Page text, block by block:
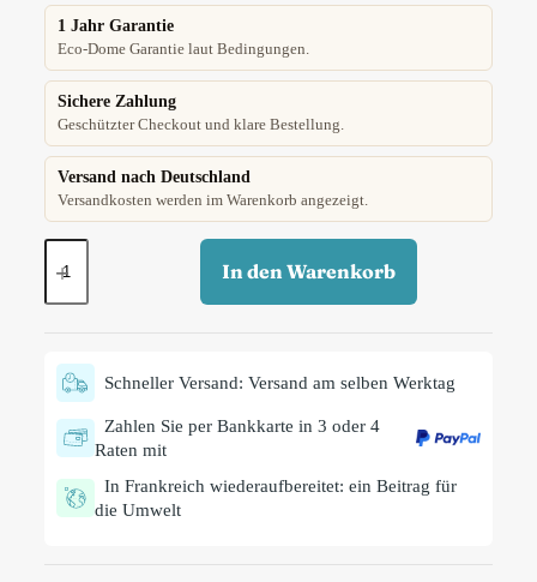
1 Jahr Garantie
Eco-Dome Garantie laut Bedingungen.
Sichere Zahlung
Geschützter Checkout und klare Bestellung.
Versand nach Deutschland
Versandkosten werden im Warenkorb angezeigt.
In den Warenkorb
Schneller Versand: Versand am selben Werktag
Zahlen Sie per Bankkarte in 3 oder 4
Raten mit
In Frankreich wiederaufbereitet: ein Beitrag für
die Umwelt